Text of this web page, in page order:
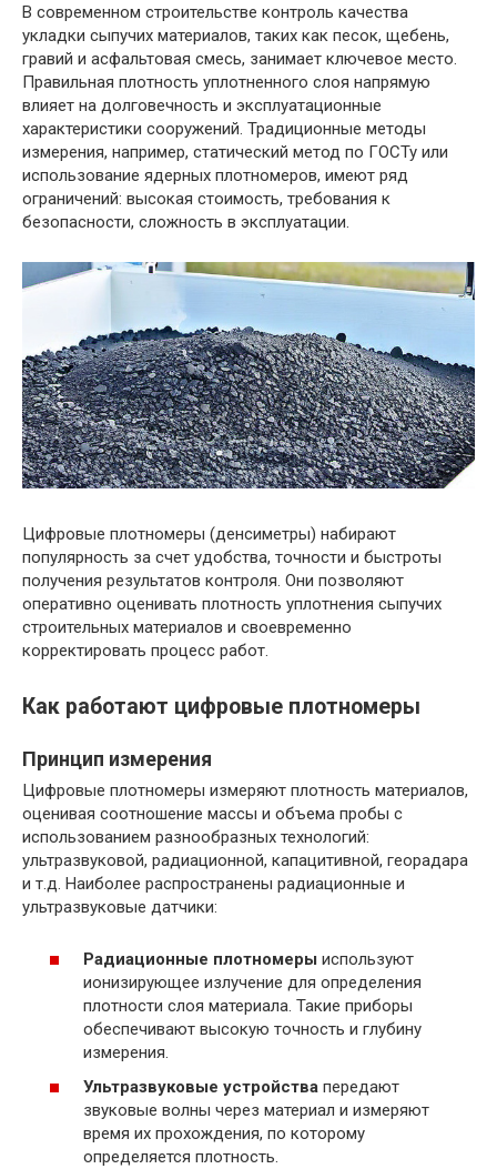
В современном строительстве контроль качества
укладки сыпучих материалов, таких как песок, щебень,
гравий и асфальтовая смесь, занимает ключевое место.
Правильная плотность уплотненного слоя напрямую
влияет на долговечность и эксплуатационные
характеристики сооружений. Традиционные методы
измерения, например, статический метод по ГОСТу или
использование ядерных плотномеров, имеют ряд
ограничений: высокая стоимость, требования к
безопасности, сложность в эксплуатации.
Цифровые плотномеры (денсиметры) набирают
популярность за счет удобства, точности и быстроты
получения результатов контроля. Они позволяют
оперативно оценивать плотность уплотнения сыпучих
строительных материалов и своевременно
корректировать процесс работ.
Как работают цифровые плотномеры
Принцип измерения
Цифровые плотномеры измеряют плотность материалов,
оценивая соотношение массы и объема пробы с
использованием разнообразных технологий:
ультразвуковой, радиационной, капацитивной, георадара
и т.д. Наиболее распространены радиационные и
ультразвуковые датчики:
Радиационные плотномеры используют
ионизирующее излучение для определения
плотности слоя материала. Такие приборы
обеспечивают высокую точность и глубину
измерения.
Ультразвуковые устройства передают
звуковые волны через материал и измеряют
время их прохождения, по которому
определяется плотность.